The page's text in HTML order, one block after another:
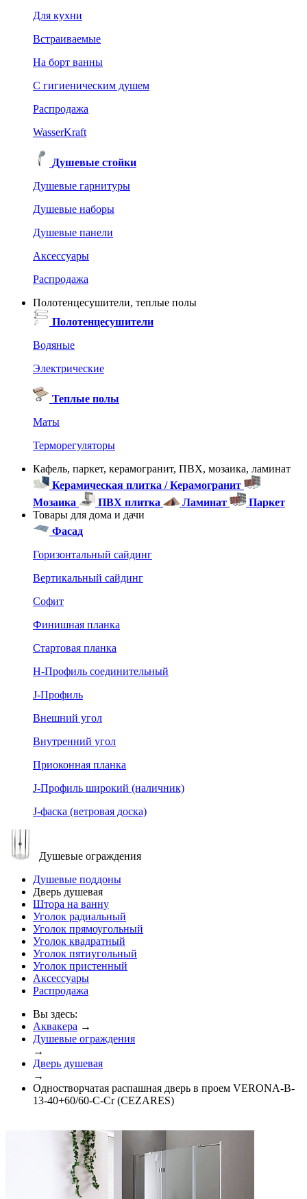
Для кухни
Встраиваемые
На борт ванны
C гигиеническим душем
Распродажа
WasserKraft
Душевые стойки
Душевые гарнитуры
Душевые наборы
Душевые панели
Аксессуары
Распродажа
Полотенцесушители, теплые полы
Полотенцесушители
Водяные
Электрические
Теплые полы
Маты
Терморегуляторы
Кафель, паркет, керамогранит, ПВХ, мозаика, ламинат
Керамическая плитка / Керамогранит
Мозаика
ПВХ плитка Ламинат
Паркет
Товары для дома и дачи
Фасад
Горизонтальный сайдинг
Вертикальный сайдинг
Софит
Финишная планка
Стартовая планка
Н-Профиль соединительный
J-Профиль
Внешний угол
Внутренний угол
Приоконная планка
J-Профиль широкий (наличник)
J-фаска (ветровая доска)
Душевые ограждения
Душевые поддоны
Дверь душевая
Штора на ванну
Уголок радиальный
Уголок прямоугольный
Уголок квадратный
Уголок пятиугольный
Уголок пристенный
Аксессуары
Распродажа
Вы здесь:
Аквакера →
Душевые ограждения
→
Дверь душевая
→
Одностворчатая распашная дверь в проем VERONA-B-
13-40+60/60-C-Cr (CEZARES)